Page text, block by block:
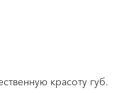
красоту губ.